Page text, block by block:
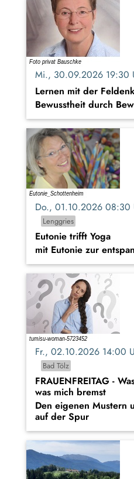
Mi., 30.09.2026 19:30
Lernen mit der
Bewusstheit durch
Do., 01.10.2026 08:30
Lenggries
Eutonie trifft Yoga
mit Eutonie zur
Fr., 02.10.2026 14:00
Bad Tölz
FRAUENFREITAG -
was mich bremst
Den eigenen Mustern
auf der Spur